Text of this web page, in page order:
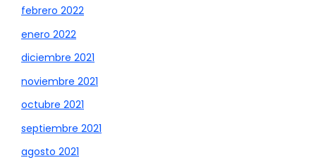
febrero 2022
enero 2022
diciembre 2021
noviembre 2021
octubre 2021
septiembre 2021
agosto 2021